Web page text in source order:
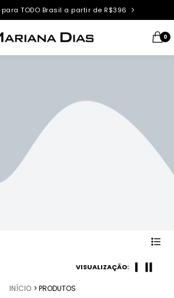
TODO Brasil a partir de R$396
0
VISUALIZAÇÃO:
INÍCIO > PRODUTOS